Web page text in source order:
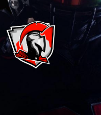
Pirkkala Spartans